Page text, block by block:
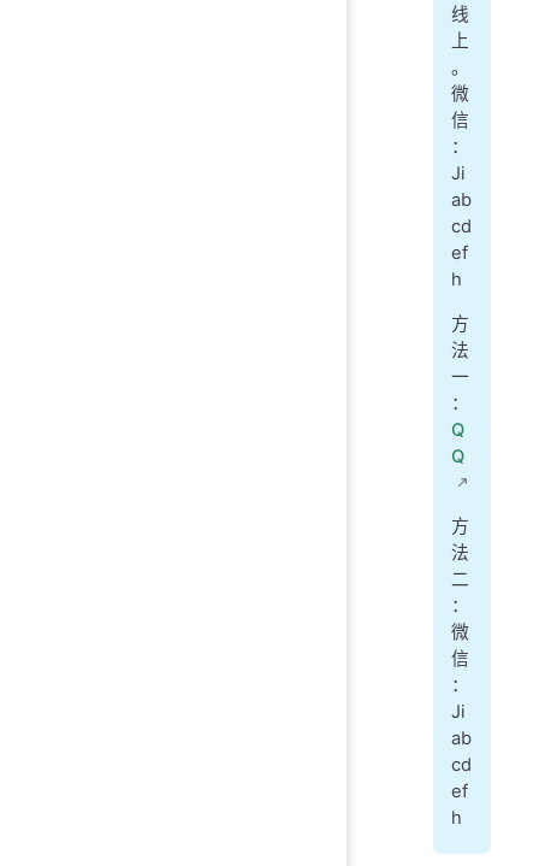
线
上
。
微
信
：
Ji
ab
cd
ef
h
方
法
一
：
Q
Q
方
法
二
：
微
信
：
Ji
ab
cd
ef
h